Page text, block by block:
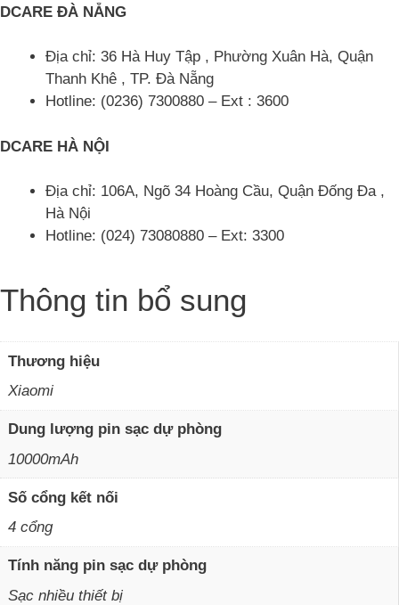
DCARE ĐÀ NẴNG
Địa chỉ: 36 Hà Huy Tập , Phường Xuân Hà, Quận
Thanh Khê , TP. Đà Nẵng
Hotline: (0236) 7300880 – Ext : 3600
DCARE HÀ NỘI
Địa chỉ: 106A, Ngõ 34 Hoàng Cầu, Quận Đống Đa ,
Hà Nội
Hotline: (024) 73080880 – Ext: 3300
Thông tin bổ sung
Thương hiệu
Xiaomi
Dung lượng pin sạc dự phòng
10000mAh
Số cổng kết nối
4 cổng
Tính năng pin sạc dự phòng
Sạc nhiều thiết bị